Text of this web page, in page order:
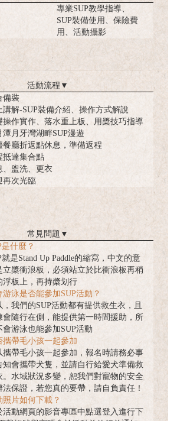
專業SUP教學指導、
SUP裝備使用、保險費
用、活動攝影
活動流程 ▼
備裝
講解-SUP裝備介紹、操作方式解說
操作實作、落水重上板、用槳技巧指導
潭月牙灣湖畔SUP漫遊
餐廳折返點休息，準備返程
抵達集合點
、盥洗、更衣
再次光臨
常見問題 ▼
是什麼？
就是Stand Up Paddle的縮寫，中文的意
立槳衝浪板，必須站立於比衝浪板再稍
浮板上，再持槳划行
游泳是否能參加SUP活動？
，我們的SUP活動都有提供救生衣，且
會隨行在側，能提供第一時間援助，所
會游泳也能參加SUP活動
攜帶毛小孩一起參加
攜帶毛小孩一起參加，報名時請務必事
知會攜帶犬隻，並請自行給愛犬準備救
。水域狀況多變，恕我們對寵物的安全
法保證，若您真的要帶，請自負責任！
照片如何下載？
活動網頁的影音專區中點選登入進行下